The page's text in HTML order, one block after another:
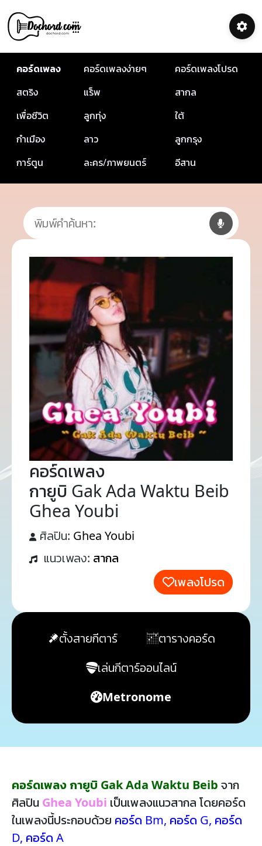
คอร์ดเพลง คอร์ดเพลงง่ายๆ
คอร์ดเพลงโปรด
สตริง
แร็พ
สากล
เพื่อชีวิต
ลูกทุ่ง
ใต้
กำเมือง
ลาว
ลูกกรุง
การ์ตูน
ละคร/ภาพยนตร์ อีสาน
คอร์ดเพลง
กายูบิ Gak Ada Waktu Beib
Ghea Youbi
ศิลปิน: Ghea Youbi
แนวเพลง: สากล
เพลงโปรด
ตั้งสายกีตาร์
ตารางคอร์ด
เล่นกีตาร์ออนไลน์
Metronome
คอร์ดเพลง กายูบิ Gak Ada Waktu Beib จาก
ศิลปิน Ghea Youbi เป็นเพลงแนวสากล โดยคอร์ด
ในเพลงนี้ประกอบด้วย คอร์ด Bm, คอร์ด G, คอร์ด
D, คอร์ด A